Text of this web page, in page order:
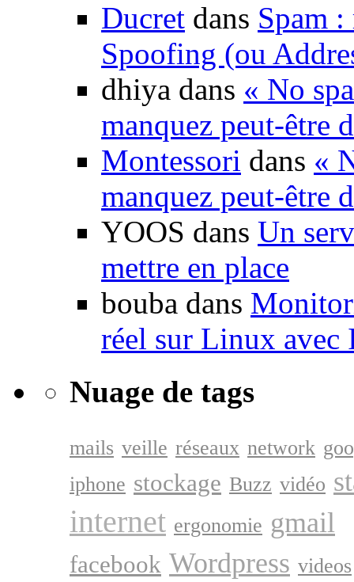
Ducret dans Spam :
Spoofing (ou
dhiya dans « No
manquez peut-être
Montessori dans «
manquez peut-être
YOOS dans Un
mettre en place
bouba dans
réel sur Linux avec
Nuage de tags
mails veille réseaux network
iphone stockage Buzz vidéo
internet ergonomie gmail
facebook Wordpress videos